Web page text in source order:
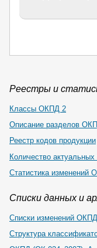
Реестры и
Классы ОКПД 2
Описание разделов
Реестр кодов продукции
Количество актуальных
Статистика изменений
Списки данных и
Списки изменений
Структура